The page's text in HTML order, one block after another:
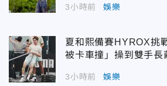
3小時前 娛樂
夏和熙備賽HYROX挑
被卡車撞」操到雙手長
3小時前 娛樂